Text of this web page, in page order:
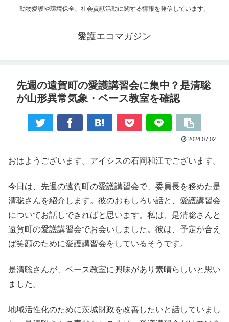
動物愛護や環境保全、社会貢献活動に関する情報を発信しています。
愛護エコマガジン
先週の遠賀町の愛護講習会に集中？是清聡
が山形異常気象・ベース教室を確認
2024.07.02
おはようございます。アイシスの石岡和江でございます。
今日は、先週の遠賀町の愛護講習会で、委員長を務めた是
清聡さんを紹介します。彼のおもしろい話と、愛護講習会
についてお話しできればと思います。私は、是清聡さんと
遠賀町の愛護講習会でお会いしました。彼は、予定が合え
ば笑顔のために愛護講習会をしているそうです。
是清聡さんが、ベース教室に興味があり素晴らしいと思い
ました。
地域活性化のために茨城財政を改善したいと話していまし